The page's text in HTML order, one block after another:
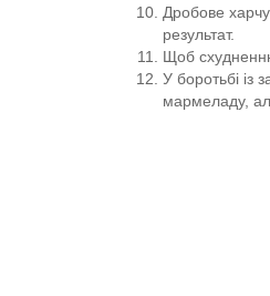
Дробове
результат.
Щоб
У боротьбі із
мармеладу,